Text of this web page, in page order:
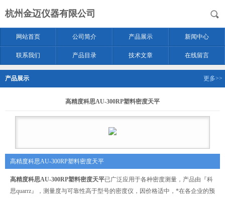
杭州金迈仪器有限公司
网站首页 公司简介 产品展示 新闻中心
联系我们 产品目录 技术文章 在线留言
产品展示 更多>>
高精度科思AU-300RP塑料密度天平
高精度科思AU-300RP塑料密度天平
高精度科思AU-300RP塑料密度天平已广泛应用于各种密度测量，产品由『科
思quarrz』，测量度与可靠性高于型号的密度仪，因价格适中，*在各企业的预